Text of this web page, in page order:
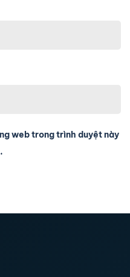
web trong trình duyệt này